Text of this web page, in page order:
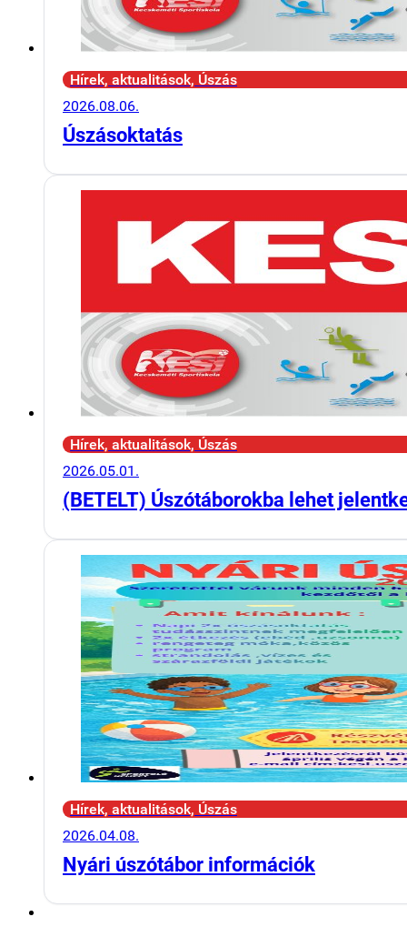
Hírek, aktualitások, Úszás
2026.08.06.
Úszásoktatás
Hírek, aktualitások, Úszás
2026.05.01.
(BETELT) Úszótáborokba lehet
Hírek, aktualitások, Úszás
2026.04.08.
Nyári úszótábor információk